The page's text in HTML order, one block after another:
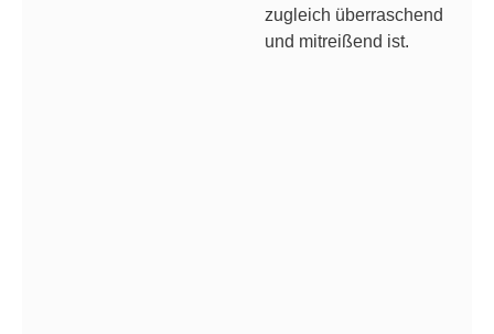
zugleich überraschend
und mitreißend ist.